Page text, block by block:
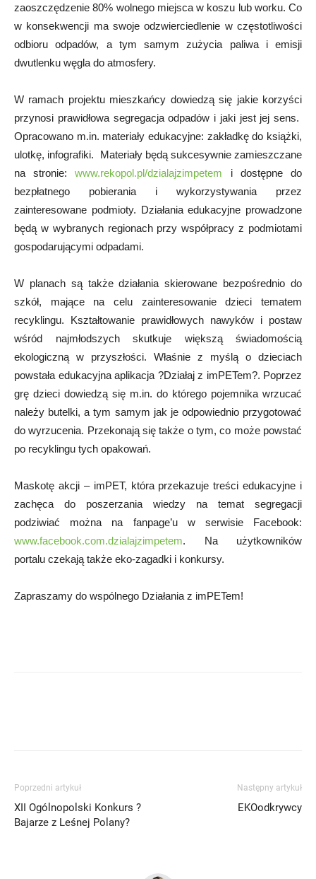
zaoszczędzenie 80% wolnego miejsca w koszu lub worku. Co
w konsekwencji ma swoje odzwierciedlenie w częstotliwości
odbioru odpadów, a tym samym zużycia paliwa i emisji
dwutlenku węgla do atmosfery.
W ramach projektu mieszkańcy dowiedzą się jakie korzyści
przynosi prawidłowa segregacja odpadów i jaki jest jej sens.
Opracowano m.in. materiały edukacyjne: zakładkę do książki,
ulotkę, infografiki. Materiały będą sukcesywnie zamieszczane
na stronie:www.rekopol.pl/dzialajzimpetem i dostępne do
bezpłatnego pobierania i wykorzystywania przez
zainteresowane podmioty. Działania edukacyjne prowadzone
będą w wybranych regionach przy współpracy z podmiotami
gospodarującymi odpadami.
W planach są także działania skierowane bezpośrednio do
szkół, mające na celu zainteresowanie dzieci tematem
recyklingu. Kształtowanie prawidłowych nawyków i postaw
wśród najmłodszych skutkuje większą świadomością
ekologiczną w przyszłości. Właśnie z myślą o dzieciach
powstała edukacyjna aplikacja ?Działaj z imPETem?. Poprzez
grę dzieci dowiedzą się m.in. do którego pojemnika wrzucać
należy butelki, a tym samym jak je odpowiednio przygotować
do wyrzucenia. Przekonają się także o tym, co może powstać
po recyklingu tych opakowań.
Maskotę akcji – imPET, która przekazuje treści edukacyjne i
zachęca do poszerzania wiedzy na temat segregacji
podziwiać można na fanpage’u w serwisie Facebook:
www.facebook.com.dzialajzimpetem. Na użytkowników
portalu czekają także eko-zagadki i konkursy.
Zapraszamy do wspólnego Działania z imPETem!
Poprzedni artykuł
XII Ogólnopolski Konkurs ?
Bajarze z Leśnej Polany?
Następny artykuł
EKOodkrywcy